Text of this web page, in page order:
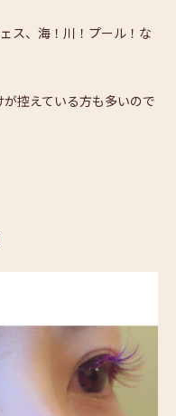
ス、海！川！プール！な
控えている方も多いので